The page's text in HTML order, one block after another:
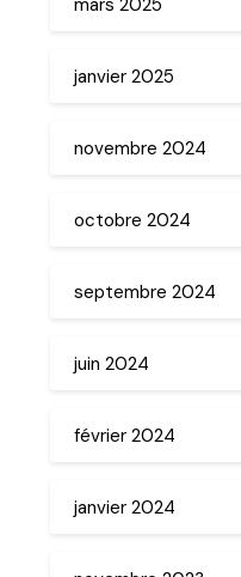
janvier 2025
novembre 2024
octobre 2024
septembre 2024
juin 2024
février 2024
janvier 2024